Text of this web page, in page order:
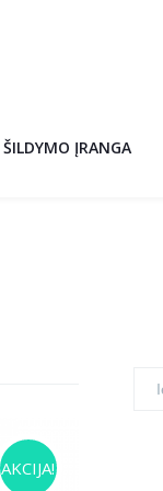
ŠILDYMO ĮRANGA
AKCIJA!